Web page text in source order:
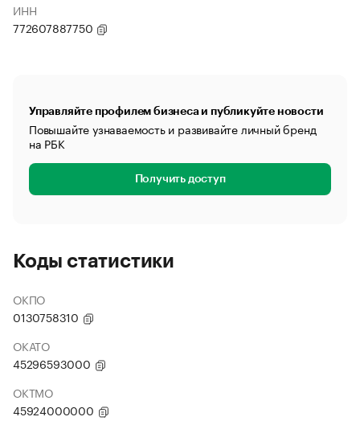
ИНН
772607887750
Управляйте профилем бизнеса и публикуйте новости
Повышайте узнаваемость и развивайте личный бренд
на РБК
Получить доступ
Коды статистики
ОКПО
0130758310
ОКАТО
45296593000
ОКТМО
45924000000